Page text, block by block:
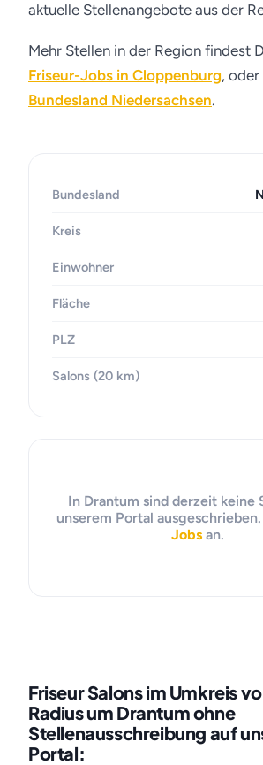
aktuelle Stellenangebote aus der
Mehr Stellen in der Region findest
Friseur-Jobs in Cloppenburg,
Bundesland Niedersachsen.
Bundesland
Kreis
Einwohner
Fläche
PLZ
Salons (20 km)
In Drantum sind derzeit keine
unserem Portal
Jobs an.
Friseur Salons im Umkreis
Radius um Drantum ohne
Stellenausschreibung auf
Portal: